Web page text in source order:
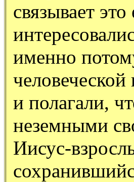
связывает
именно
и полагали,
неземными
Иисус-